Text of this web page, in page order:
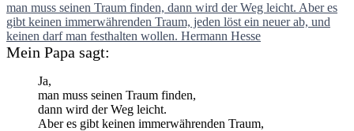
Mein Papa sagt:
Ja,
man muss seinen Traum finden,
dann wird der Weg leicht.
Aber es gibt keinen immerwährenden Traum,